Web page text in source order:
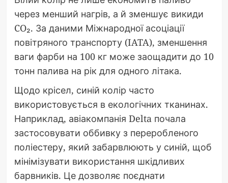
через менший нагрів, а й зменшує викиди
CO₂. За даними Міжнародної асоціації
повітряного транспорту (IATA), зменшення
ваги фарби на 100 кг може заощадити до 10
тонн палива на рік для одного літака.
Щодо крісел, синій колір часто
використовується в екологічних тканинах.
Наприклад, авіакомпанія Delta почала
застосовувати оббивку з переробленого
поліестеру, який забарвлюють у синій, щоб
мінімізувати використання шкідливих
барвників. Це дозволяє поєднати